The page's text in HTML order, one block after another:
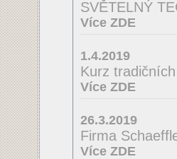
SVĚTELNÝ
Více ZDE
1.4.2019
Kurz
Více ZDE
26.3.2019
Firma
Více ZDE